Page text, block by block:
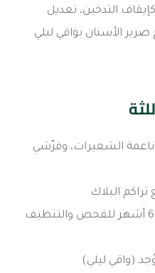
التدخين، تعديل
الأسنان بواقي ليلي
الشعيرات، وفرّشي
البلاك
زوري طبيب الأسنان كل 6 أشهر للفحص والتنظيف
(واقي ليلي)